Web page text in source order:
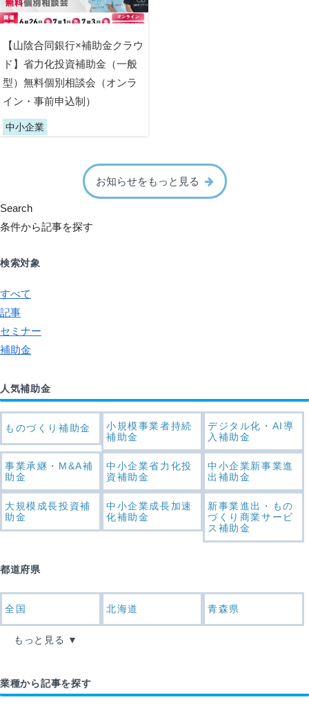
【山陰合同銀行×補助金クラウ
ド】省力化投資補助金（一般
型）無料個別相談会（オンラ
イン・事前申込制）
中小企業
お知らせをもっと見る
Search
条件から記事を探す
検索対象
すべて
記事
セミナー
補助金
人気補助金
ものづくり補助金
小規模事業者持続
補助金
デジタル化・AI導
入補助金
事業承継・M&A補
助金
中小企業省力化投
資補助金
中小企業新事業進
出補助金
大規模成長投資補
助金
中小企業成長加速
化補助金
新事業進出・もの
づくり商業サービ
ス補助金
都道府県
全国 北海道 青森県
もっと見る
業種から記事を探す